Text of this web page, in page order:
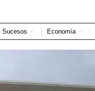
Sucesos Economía